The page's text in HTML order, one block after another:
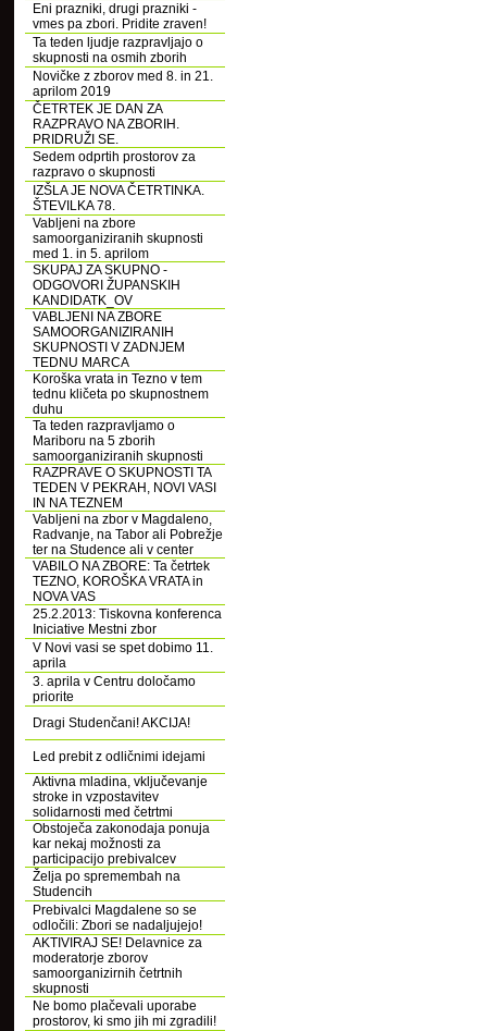
Eni prazniki, drugi prazniki -
vmes pa zbori. Pridite zraven!
Ta teden ljudje razpravljajo o
skupnosti na osmih zborih
Novičke z zborov med 8. in 21.
aprilom 2019
ČETRTEK JE DAN ZA
RAZPRAVO NA ZBORIH.
PRIDRUŽI SE.
Sedem odprtih prostorov za
razpravo o skupnosti
IZŠLA JE NOVA ČETRTINKA.
ŠTEVILKA 78.
Vabljeni na zbore
samoorganiziranih skupnosti
med 1. in 5. aprilom
SKUPAJ ZA SKUPNO -
ODGOVORI ŽUPANSKIH
KANDIDATK_OV
VABLJENI NA ZBORE
SAMOORGANIZIRANIH
SKUPNOSTI V ZADNJEM
TEDNU MARCA
Koroška vrata in Tezno v tem
tednu kličeta po skupnostnem
duhu
Ta teden razpravljamo o
Mariboru na 5 zborih
samoorganiziranih skupnosti
RAZPRAVE O SKUPNOSTI TA
TEDEN V PEKRAH, NOVI VASI
IN NA TEZNEM
Vabljeni na zbor v Magdaleno,
Radvanje, na Tabor ali Pobrežje
ter na Studence ali v center
VABILO NA ZBORE: Ta četrtek
TEZNO, KOROŠKA VRATA in
NOVA VAS
25.2.2013: Tiskovna konferenca
Iniciative Mestni zbor
V Novi vasi se spet dobimo 11.
aprila
3. aprila v Centru določamo
priorite
Dragi Studenčani! AKCIJA!
Led prebit z odličnimi idejami
Aktivna mladina, vključevanje
stroke in vzpostavitev
solidarnosti med četrtmi
Obstoječa zakonodaja ponuja
kar nekaj možnosti za
participacijo prebivalcev
Želja po spremembah na
Studencih
Prebivalci Magdalene so se
odločili: Zbori se nadaljujejo!
AKTIVIRAJ SE! Delavnice za
moderatorje zborov
samoorganizirnih četrtnih
skupnosti
Ne bomo plačevali uporabe
prostorov, ki smo jih mi zgradili!